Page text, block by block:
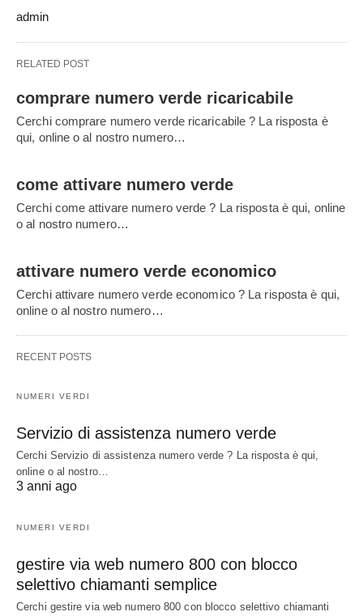
admin
RELATED POST
comprare numero verde ricaricabile
Cerchi comprare numero verde ricaricabile ? La risposta è
qui, online o al nostro numero…
come attivare numero verde
Cerchi come attivare numero verde ? La risposta è qui, online
o al nostro numero…
attivare numero verde economico
Cerchi attivare numero verde economico ? La risposta è qui,
online o al nostro numero…
RECENT POSTS
NUMERI VERDI
Servizio di assistenza numero verde
Cerchi Servizio di assistenza numero verde ? La risposta è qui,
online o al nostro…
3 anni ago
NUMERI VERDI
gestire via web numero 800 con blocco
selettivo chiamanti semplice
Cerchi gestire via web numero 800 con blocco selettivo chiamanti